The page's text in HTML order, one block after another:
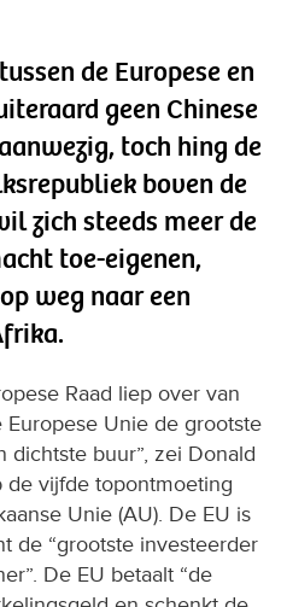
de Europese en
geen Chinese
toch hing de
boven de
zich steeds meer de
toe-eigenen,
weg naar een
Raad liep over van
Europese Unie de grootste
dichtste buur”, zei Donald
de vijfde topontmoeting
Unie (AU). De EU is
de “grootste investeerder
De EU betaalt “de